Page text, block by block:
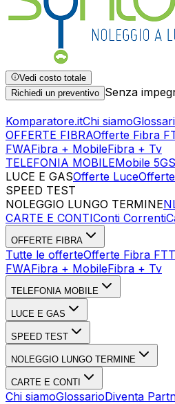
Vedi costo totale
Richiedi un preventivo Senza
Komparatore.itChi siamo
OFFERTE FIBRAOfferte Fibra
FWAFibra + MobileFibra + Tv
TELEFONIA MOBILEMobile 5G
LUCE E GASOfferte Luce
SPEED TEST
NOLEGGIO LUNGO TERMINE
CARTE E CONTIConti Correnti
OFFERTE FIBRA
Tutte le offerteOfferte Fibra
FWAFibra + MobileFibra + Tv
TELEFONIA MOBILE
LUCE E GAS
SPEED TEST
NOLEGGIO LUNGO TERMINE
CARTE E CONTI
Chi siamoGlossarioDiventa